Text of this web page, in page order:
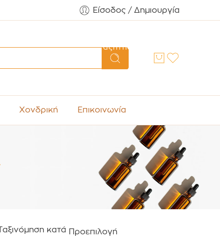
Είσοδος / Δημιουργία
Αναζήτηση
Χονδρική Επικοινωνία
κατά Προεπιλογή